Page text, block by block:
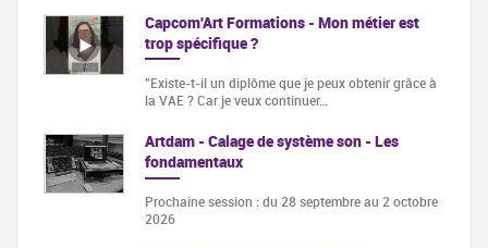
Capcom'Art Formations - Mon métier est
trop spécifique ?
"Existe-t-il un diplôme que je peux obtenir grâce à
la VAE ? Car je veux continuer…
Artdam - Calage de système son - Les
fondamentaux
Prochaine session : du 28 septembre au 2 octobre
2026